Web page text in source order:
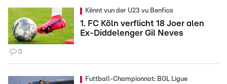
Kënnt vun der U23 vu Benfica
1. FC Köln verflicht 18 Joer alen
Ex-Diddelenger Gil Neves
0
Futtball-Championnat: BGL Ligue